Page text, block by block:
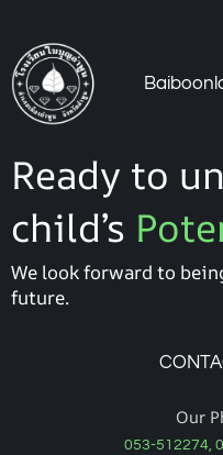
Ready to
child’s
We look forward to
future.
Our
053-512274,